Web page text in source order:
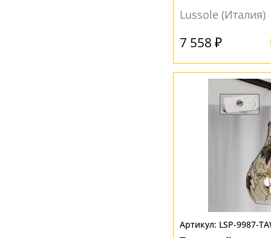
Lussole (Италия)
7 558 ₽
LSP-9987-